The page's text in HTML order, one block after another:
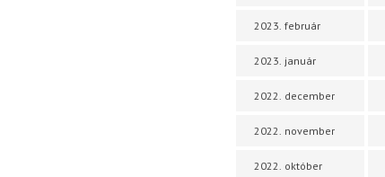
2023. február
2023. január
2022. december
2022. november
2022. október